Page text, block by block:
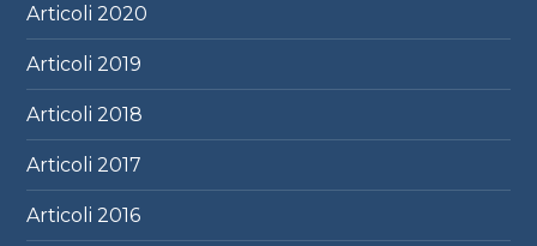
Articoli2020
Articoli2019
Articoli2018
Articoli2017
Articoli2016